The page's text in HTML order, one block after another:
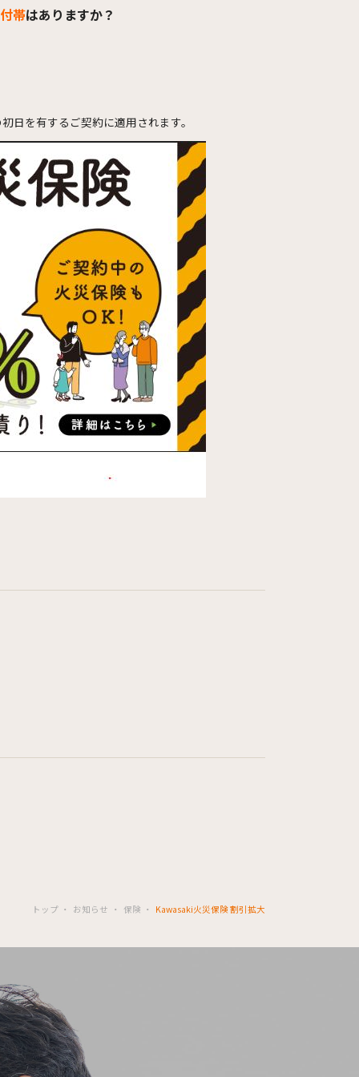
帯はありますか？
を有するご契約に適用されます。
トップ お知らせ 保険 Kawasaki火災保険 割引拡大